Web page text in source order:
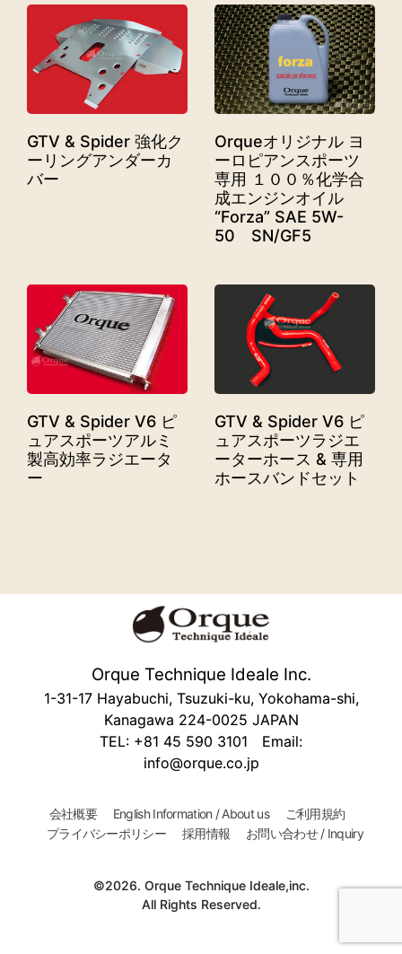
GTV & Spider 強化ク
ーリングアンダーカ
バー
Orqueオリジナル ヨ
ーロピアンスポーツ
専用 １００％化学合
成エンジンオイル
“Forza” SAE 5W-
50 SN/GF5
GTV & Spider V6 ピ
ュアスポーツアルミ
製高効率ラジエータ
ー
GTV & Spider V6 ピ
ュアスポーツラジエ
ーターホース & 専用
ホースバンドセット
Orque Technique Ideale Inc.
1-31-17 Hayabuchi, Tsuzuki-ku, Yokohama-shi,
Kanagawa 224-0025 JAPAN
TEL: +81 45 590 3101 Email:
info@orque.co.jp
会社概要 English Information / About us
ご利用規約
プライバシーポリシー
採用情報 お問い合わせ / Inquiry
©2026. Orque Technique Ideale,inc.
All Rights Reserved.